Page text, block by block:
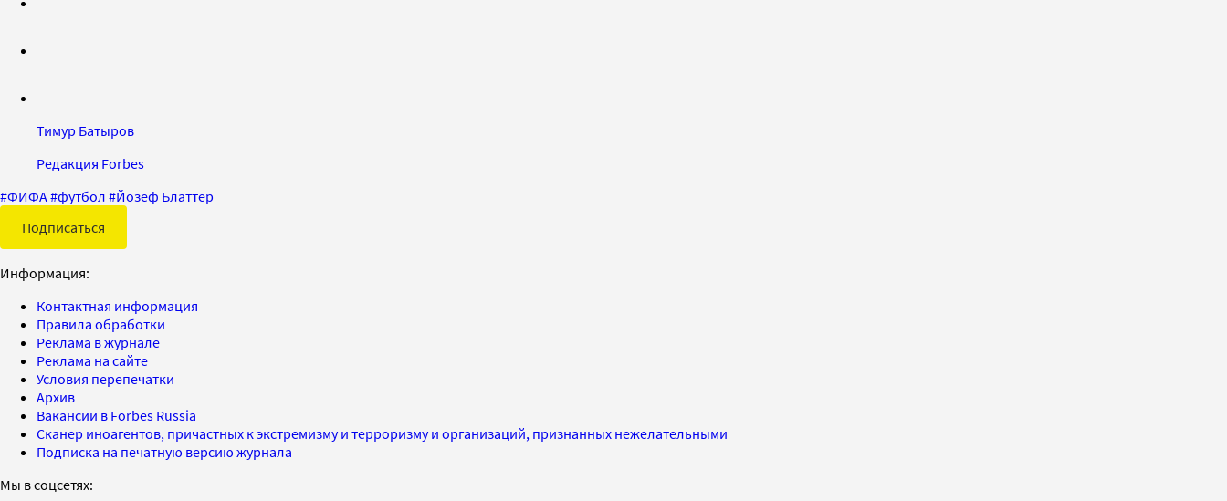
Тимур Батыров
Редакция Forbes
#ФИФА#футбол #Йозеф Блаттер
Подписаться
Информация:
Контактная информация
Правила обработки
Реклама в журнале
Реклама на сайте
Условия перепечатки
Архив
Вакансии в Forbes Russia
Сканер иноагентов, причастных к экстремизму и терроризму и организаций, признанных нежелательными
Подписка на печатную версию журнала
Мы в соцсетях: